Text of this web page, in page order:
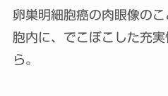
卵巣明細胞癌の肉眼像の
胞内に、でこぼこした充
ら。